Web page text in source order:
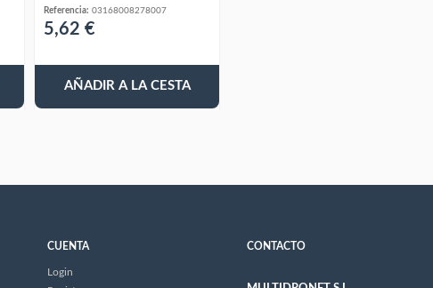
Referencia: 03168008278007
5,62 €
AÑADIR A LA CESTA
CUENTA
Login
CONTACTO